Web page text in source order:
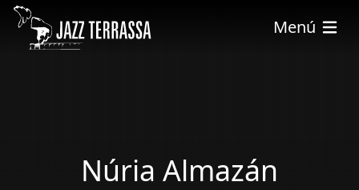
Vés al contingut
Menú
Núria Almazán